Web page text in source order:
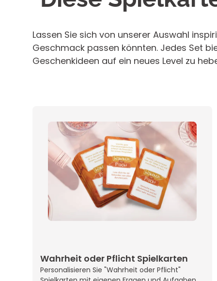
EU DHL Warenpost
2 - 5
Schweiz DHL Paket
Metallbox
Bestellungen von
wobei sie im
bedruckbaren
kostengünstigste
Diese Verpackung
Lassen Sie sich von unserer Auswahl
Geschmack passen könnten. Jedes Set
Geschenkideen auf ein neues Level zu
Wahrheit oder Pflicht Spielkarten
Personalisieren Sie "Wahrheit oder Pflicht"